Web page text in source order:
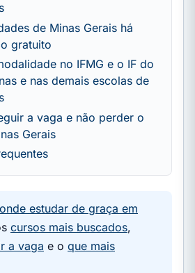
de Minas Gerais há
gratuito
no IFMG e o IF do
e nas demais escolas de
a vaga e não perder o
Gerais
onde estudar de graça em
cursos mais buscados,
a vaga e o que mais